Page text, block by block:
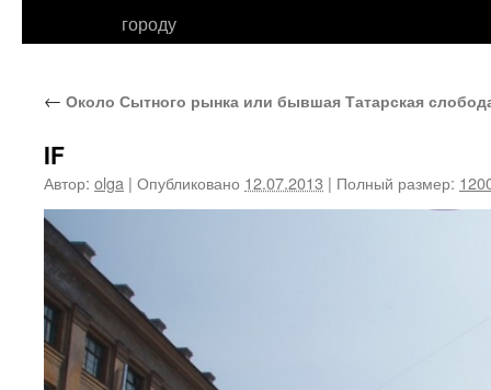
городу
← Около Сытного рынка или бывшая Татарская
IF
Автор: olga | Опубликовано 12.07.2013 | Полный размер: